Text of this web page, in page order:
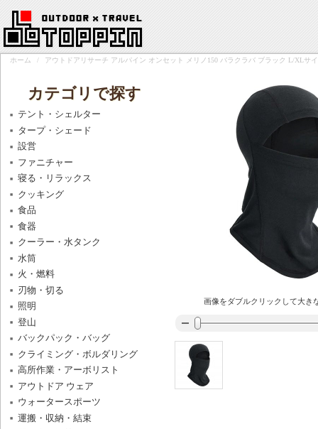
ホーム / アウトドアリサーチ アルパイン オンセット メリノ150 バラクラバ ブラック L/XLサイ
画像をダブルクリックして大き
カテゴリで探す
テント・シェルター
タープ・シェード
設営
ファニチャー
寝る・リラックス
クッキング
食品
食器
クーラー・水タンク
水筒
火・燃料
刃物・切る
照明
登山
バックパック・バッグ
クライミング・ボルダリング
高所作業・アーボリスト
アウトドア ウェア
ウォータースポーツ
運搬・収納・結束